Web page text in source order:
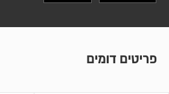
פריטים דומים